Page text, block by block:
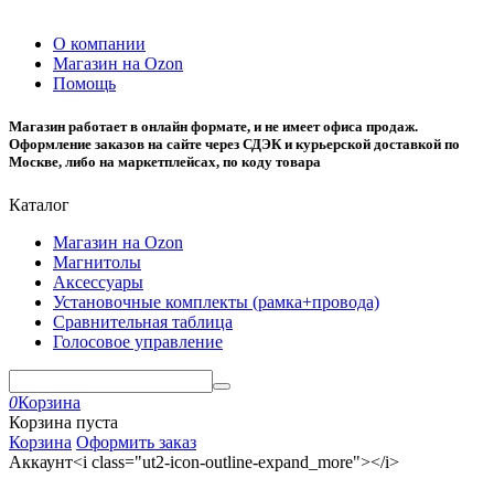
О компании
Магазин на Ozon
Помощь
Магазин работает в онлайн формате, и не имеет офиса продаж.
Оформление заказов на сайте через СДЭК и курьерской доставкой по
Москве, либо на маркетплейсах, по коду товара
Каталог
Магазин на Ozon
Магнитолы
Аксессуары
Установочные комплекты (рамка+провода)
Сравнительная таблица
Голосовое управление
0Корзина
Корзина пуста
Корзина Оформить заказ
Аккаунт<i class="ut2-icon-outline-expand_more"></i>